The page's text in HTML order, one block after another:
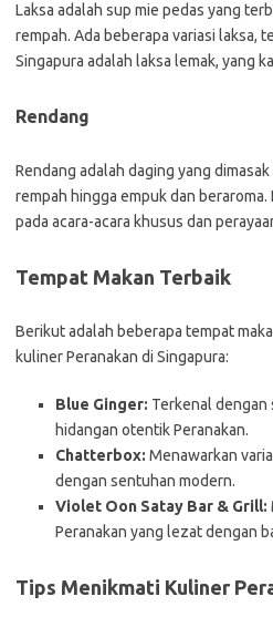
Laksa adalah sup mie pedas yang
rempah. Ada beberapa variasi laksa,
Singapura adalah laksa lemak, yang
Rendang
Rendang adalah daging yang
rempah hingga empuk dan beraroma.
pada acara-acara khusus dan
Tempat Makan Terbaik
Berikut adalah beberapa tempat
kuliner Peranakan di Singapura:
Blue Ginger: Terkenal dengan
hidangan otentik Peranakan.
Chatterbox: Menawarkan
dengan sentuhan modern.
Violet Oon Satay Bar & Grill:
Peranakan yang lezat dengan
Tips Menikmati Kuliner